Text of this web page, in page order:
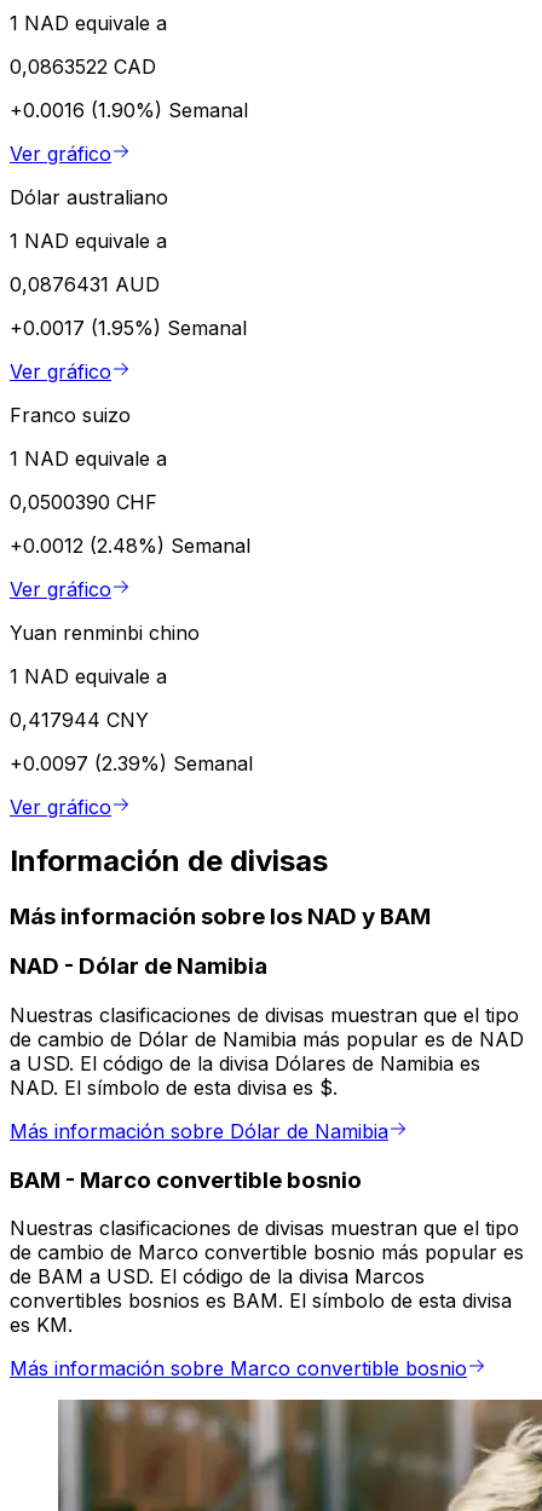
1 NAD equivale a
0,0863522 CAD
+0.0016 (1.90%) Semanal
Ver gráfico
Dólar australiano
1 NAD equivale a
0,0876431 AUD
+0.0017 (1.95%) Semanal
Ver gráfico
Franco suizo
1 NAD equivale a
0,0500390 CHF
+0.0012 (2.48%) Semanal
Ver gráfico
Yuan renminbi chino
1 NAD equivale a
0,417944 CNY
+0.0097 (2.39%) Semanal
Ver gráfico
Información de divisas
Más información sobre los NAD y BAM
NAD - Dólar de Namibia
Nuestras clasificaciones de divisas muestran que el tipo
de cambio de Dólar de Namibia más popular es de NAD
a USD. El código de la divisa Dólares de Namibia es
NAD. El símbolo de esta divisa es $.
Más información sobre Dólar de Namibia
BAM - Marco convertible bosnio
Nuestras clasificaciones de divisas muestran que el tipo
de cambio de Marco convertible bosnio más popular es
de BAM a USD. El código de la divisa Marcos
convertibles bosnios es BAM. El símbolo de esta divisa
es KM.
Más información sobre Marco convertible bosnio